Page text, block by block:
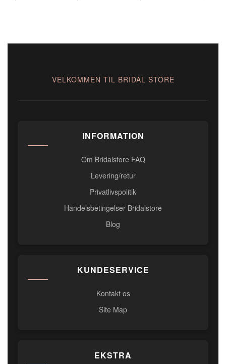
VELKOMMEN TIL BRIDAL STORE
INFORMATION
Om Bridalstore FAQ
Levering/retur
Privatlivspolitik
Handelsbetingelser Bridalstore
Blog
KUNDESERVICE
Kontakt os
Site Map
EKSTRA